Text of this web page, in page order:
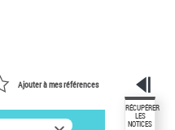
Ajouter à mes références
RÉCUPÉRER
LES
NOTICES